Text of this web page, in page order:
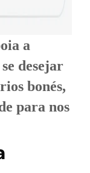
a
desejar
bonés,
para nos